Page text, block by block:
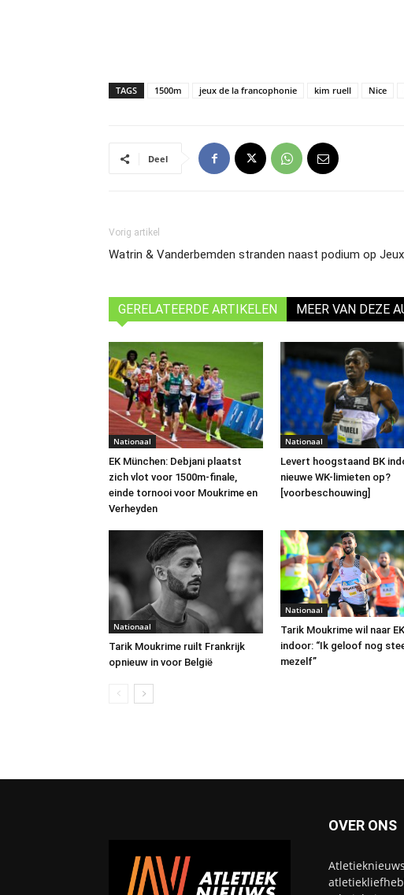
TAGS 1500m jeux de la francophonie kim ruell Nice
Deel
Vorig artikel
Watrin & Vanderbemden stranden naast podium op
GERELATEERDE ARTIKELEN MEER VAN DEZE
Nationaal
EK München: Debjani plaatst
zich vlot voor 1500m-finale,
einde tornooi voor Moukrime en
Verheyden
Nationaal
Levert hoogstaand BK
nieuwe WK-limieten op?
[voorbeschouwing]
Nationaal
Tarik Moukrime ruilt Frankrijk
opnieuw in voor België
Nationaal
Tarik Moukrime wil naar
indoor: “Ik geloof nog
mezelf”
OVER ONS